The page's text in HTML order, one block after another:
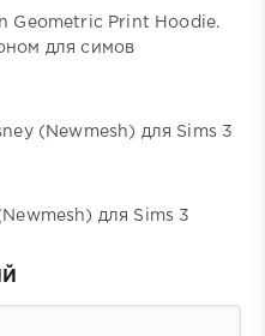
Geometric Print Hoodie.
для симов
(Newmesh) для Sims 3
для Sims 3